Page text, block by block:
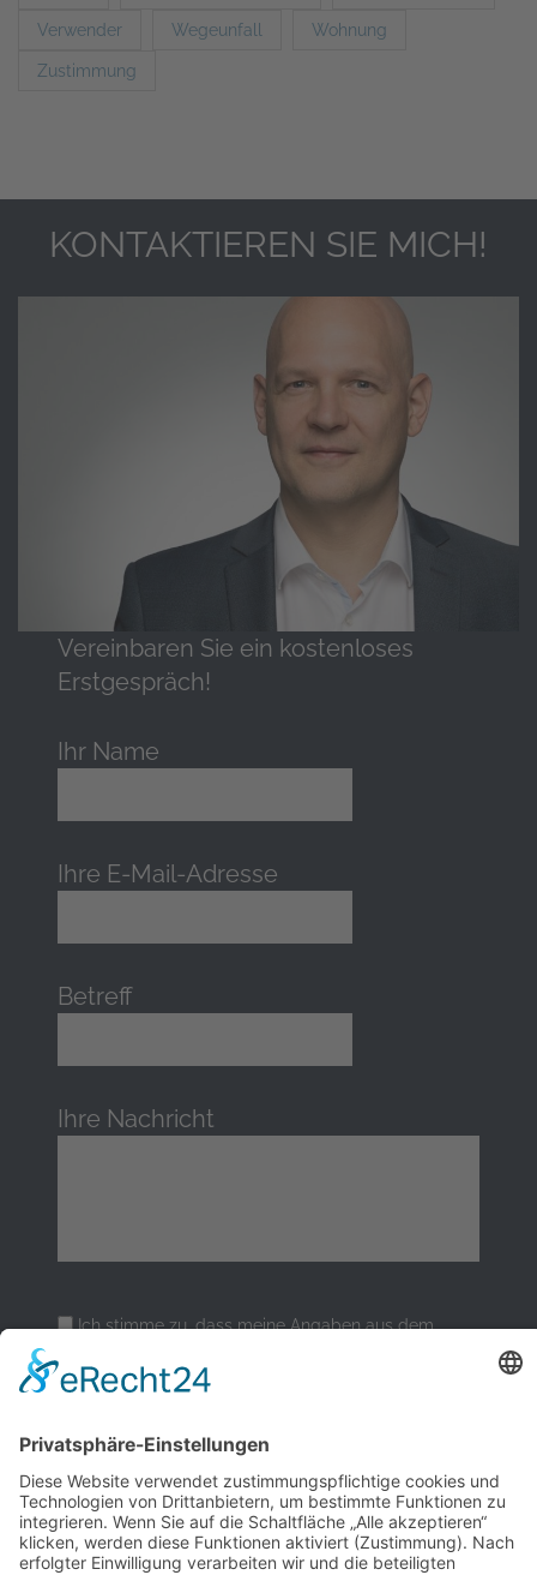
Verwender Wegeunfall Wohnung
Zustimmung
KONTAKTIEREN SIE MICH!
Vereinbaren Sie ein kostenloses
Erstgespräch!
Ihr Name
Ihre E-Mail-Adresse
Betreff
Ihre Nachricht
Ich stimme zu, dass meine Angaben aus dem
Kontaktformular zur Beantwortung meiner Anfrage
erhoben und verarbeitet werden. Die Daten werden
gelöscht.